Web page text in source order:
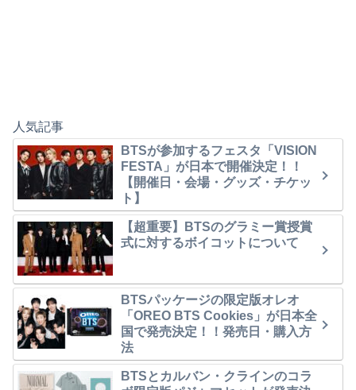
人気記事
BTSが参加するフェスタ「VISION
FESTA」が日本で開催決定！！
【開催日・会場・グッズ・チケッ
ト】
【超重要】BTSのグラミー賞授賞
式に対するボイコットについて
BTSパッケージの限定版オレオ
「OREO BTS Cookies」が日本全
国で発売決定！！発売日・購入方
法
BTSとカルバン・クラインのコラ